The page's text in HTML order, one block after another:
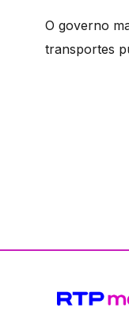
O governo
transportes